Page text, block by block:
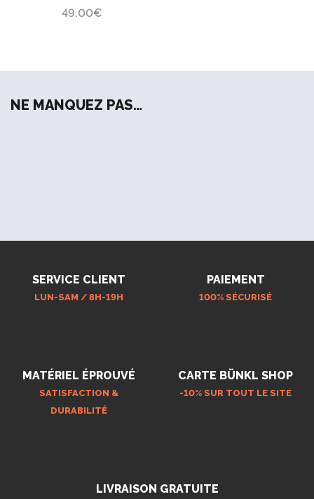
49.00€
NE MANQUEZ PAS…
SERVICE CLIENT
LUN-SAM / 8H-19H
PAIEMENT
100% SÉCURISÉ
MATÉRIEL ÉPROUVÉ
SATISFACTION &
DURABILITÉ
CARTE BÜNKL SHOP
-10% SUR TOUT LE SITE
LIVRAISON GRATUITE